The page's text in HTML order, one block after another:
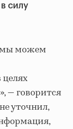
силу
мы можем
— говорится
уточнил,